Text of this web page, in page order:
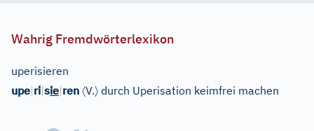
Wahrig Fremdwörterlexikon
uperisieren
upe|ri|sie|ren 〈V.〉 durch Uperisation keimfrei machen